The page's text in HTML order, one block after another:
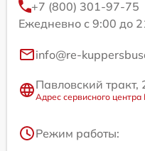
+7 (800) 301-97-75
Ежедневно с 9:00 до
info@re-
Павловский тракт,
Адрес сервисного центра
Режим работы: